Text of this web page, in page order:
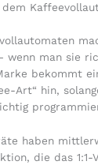
wenn man sie
bekommt
Art“ hin,
haben
die das